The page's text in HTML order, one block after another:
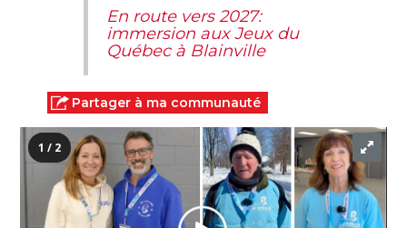
En route vers 2027:
immersion aux Jeux du
Québec à Blainville
Partager à ma communauté
1 / 2